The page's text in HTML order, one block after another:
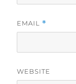
EMAIL *
WEBSITE